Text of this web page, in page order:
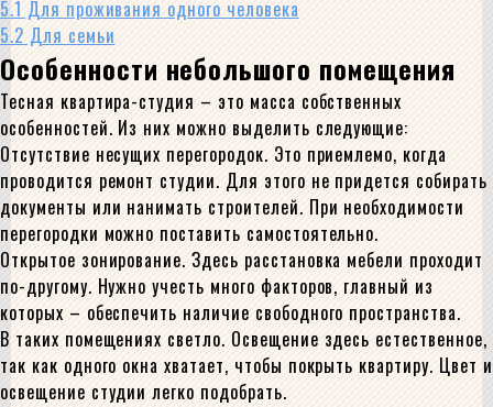
5.1 Для проживания одного человека
5.2 Для семьи
Особенности небольшого помещения
Тесная квартира-студия – это масса собственных
особенностей. Из них можно выделить следующие:
Отсутствие несущих перегородок. Это приемлемо, когда
проводится ремонт студии. Для этого не придется собирать
документы или нанимать строителей. При необходимости
перегородки можно поставить самостоятельно.
Открытое зонирование. Здесь расстановка мебели проходит
по-другому. Нужно учесть много факторов, главный из
которых – обеспечить наличие свободного пространства.
В таких помещениях светло. Освещение здесь естественное,
так как одного окна хватает, чтобы покрыть квартиру. Цвет и
освещение студии легко подобрать.